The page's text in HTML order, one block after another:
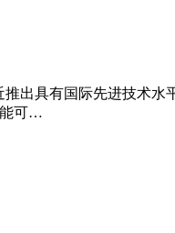
出具有国际先进技术
能可…